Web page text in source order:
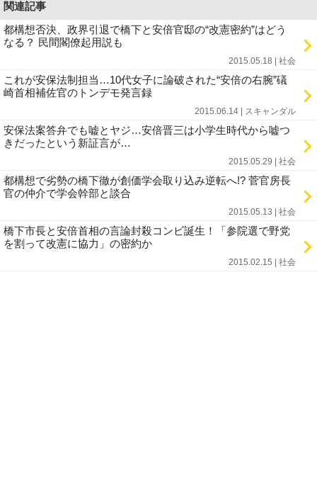
関連記事
都構想否決、政界引退で橋下と安倍官邸の“改憲密約”はどう
なる？ 民間閣僚起用説も
2015.05.18 | 社会
これが安保法制担当…10代女子に論破された“安倍の右腕”礒
崎首相補佐官のトンデモ発言録
2015.06.14 | スキャンダル
安保法案答弁でも嘘とヤジ…安倍晋三は小学生時代から嘘つ
きだったという新証言が…
2015.05.29 | 社会
都構想で劣勢の橋下徹が創価学会取り込み逆転へ!? 菅官房長
官の仲介で学会幹部と談合
2015.05.13 | 社会
橋下市長と安倍首相の言論封殺コンビ誕生！「参院選で野党
を割って改憲に協力」の密約か
2015.02.15 | 社会